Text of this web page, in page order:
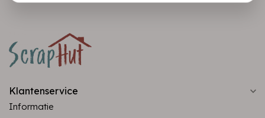
Klantenservice
Informatie